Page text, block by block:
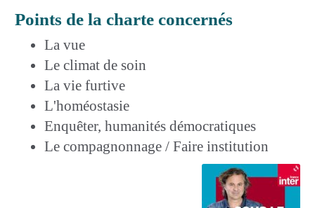
Points de la charte concernés
La vue
Le climat de soin
La vie furtive
L'homéostasie
Enquêter, humanités démocratiques
Le compagnonnage / Faire institution